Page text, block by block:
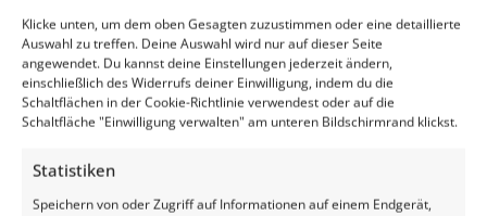
Klicke unten, um dem oben Gesagten zuzustimmen oder eine detaillierte
Auswahl zu treffen. Deine Auswahl wird nur auf dieser Seite
angewendet. Du kannst deine Einstellungen jederzeit ändern,
einschließlich des Widerrufs deiner Einwilligung, indem du die
Schaltflächen in der Cookie-Richtlinie verwendest oder auf die
Schaltfläche "Einwilligung verwalten" am unteren Bildschirmrand klickst.
Statistiken
Speichern von oder Zugriff auf Informationen auf einem Endgerät,
nodig, omdat mais erg efficiënt met water omgaat. Voor 1 kg
drogestof heeft het 450 mm water nodig (wat bij gras overigens
700 mm is). Pas als het blad overdag gekruld is en dit is na de
nacht nog steeds zo, dan heeft de plant te maken met
vochttekort. Tijdens warme perioden is het dus belangrijk uw
Vitamine A